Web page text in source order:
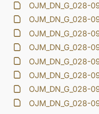
OJM_DN_G_028-
OJM_DN_G_028-
OJM_DN_G_028-
OJM_DN_G_028-
OJM_DN_G_028-
OJM_DN_G_028-
OJM_DN_G_028-
OJM_DN_G_028-